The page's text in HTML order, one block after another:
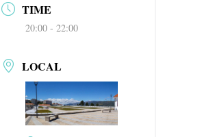
TIME
20:00 - 22:00
LOCAL